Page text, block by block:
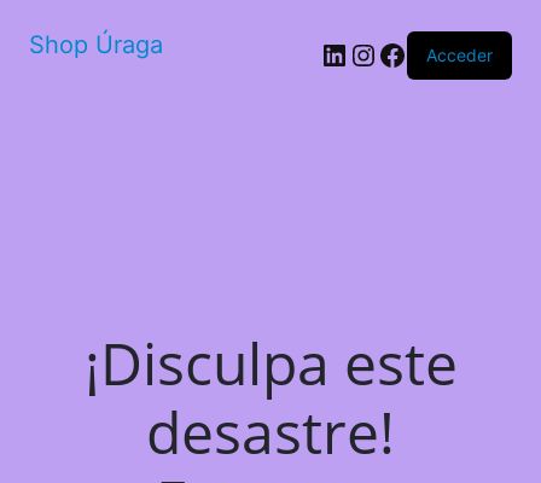
Shop Úraga LinkedIn
Instagram
Facebook
Acceder
¡Disculpa este
desastre!